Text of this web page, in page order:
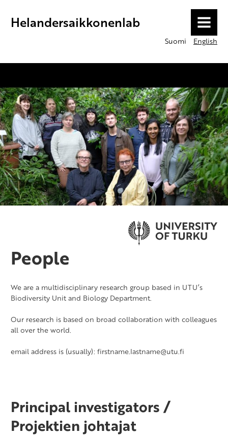
Helandersaikkonenlab MENU
Suomi English
People
We are a multidisciplinary research group based in UTU’s
Biodiversity Unit and Biology Department.
Our research is based on broad collaboration with colleagues
all over the world.
email address is (usually): firstname.lastname@utu.fi
Principal investigators /
Projektien johtajat